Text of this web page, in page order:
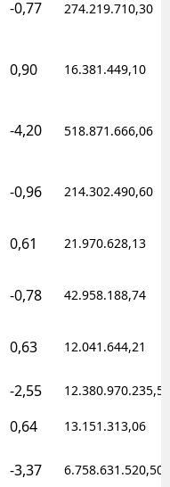
-0,77 274.219.710,30
0,90 16.381.449,10
-4,20 518.871.666,06
-0,96 214.302.490,60
0,61 21.970.628,13
-0,78 42.958.188,74
0,63 12.041.644,21
-2,55 12.380.970.235,50
0,64 13.151.313,06
-3,37 6.758.631.520,50